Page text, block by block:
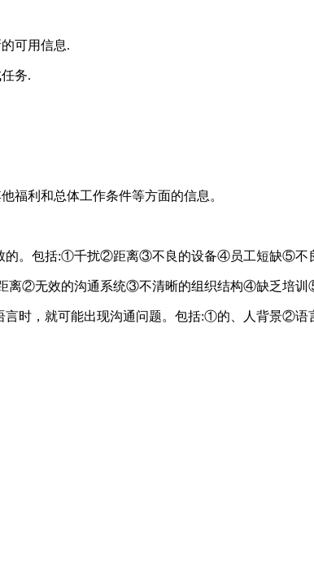
可用信息.
务.
利和总体工作条件等方面的信息。
。包括:①千扰②距离③不良的设备④员工短缺⑤不
②无效的沟通系统③不清晰的组织结构④缺乏培
时，就可能出现沟通问题。包括:①的、人背景②